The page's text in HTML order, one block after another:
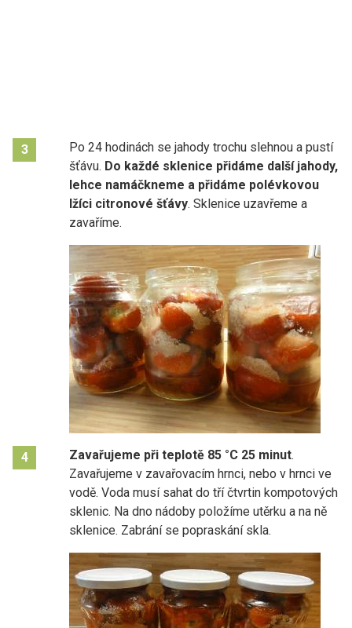
3
Po 24 hodinách se jahody trochu slehnou a pustí
šťávu. Do každé sklenice přidáme další jahody,
lehce namáčkneme a přidáme polévkovou
lžíci citronové šťávy. Sklenice uzavřeme a
zavaříme.
4 Zavařujeme při teplotě 85 °C 25 minut.
Zavařujeme v zavařovacím hrnci, nebo v hrnci ve
vodě. Voda musí sahat do tří čtvrtin kompotových
sklenic. Na dno nádoby položíme utěrku a na ně
sklenice. Zabrání se popraskání skla.